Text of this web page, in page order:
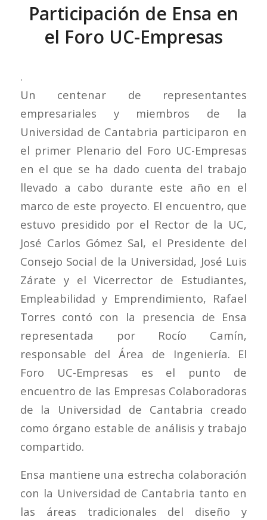
Participación de Ensa en
el Foro UC-Empresas
.
Un centenar de representantes
empresariales y miembros de la
Universidad de Cantabria participaron en
el primer Plenario del Foro UC-Empresas
en el que se ha dado cuenta del trabajo
llevado a cabo durante este año en el
marco de este proyecto. El encuentro, que
estuvo presidido por el Rector de la UC,
José Carlos Gómez Sal, el Presidente del
Consejo Social de la Universidad, José Luis
Zárate y el Vicerrector de Estudiantes,
Empleabilidad y Emprendimiento, Rafael
Torres contó con la presencia de Ensa
representada por Rocío Camín,
responsable del Área de Ingeniería. El
Foro UC-Empresas es el punto de
encuentro de las Empresas Colaboradoras
de la Universidad de Cantabria creado
como órgano estable de análisis y trabajo
compartido.
Ensa mantiene una estrecha colaboración
con la Universidad de Cantabria tanto en
las áreas tradicionales del diseño y